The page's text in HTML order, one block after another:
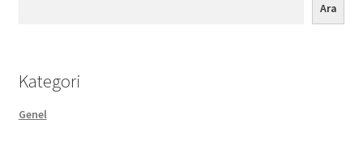
Ara
Kategori
Genel